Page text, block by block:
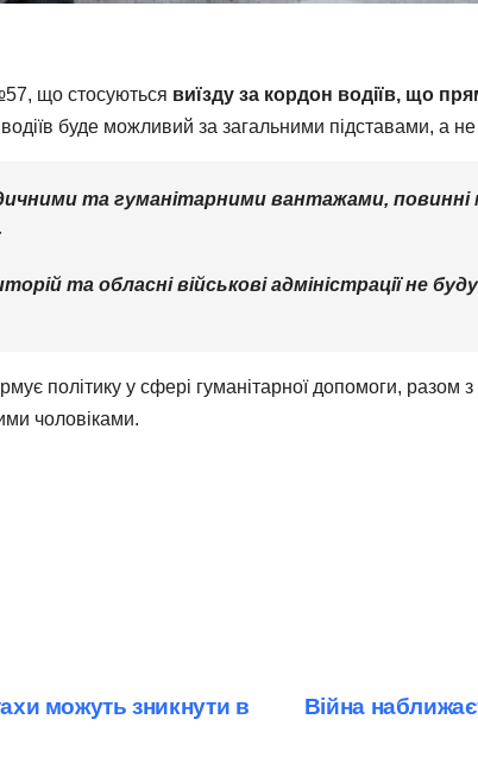
що стосуються виїзду за кордон водіїв, що
водіїв буде можливий за загальними підставами, а
та гуманітарними вантажами,
та обласні військові адміністрації не
політику у сфері гуманітарної допомоги, разом
чоловіками.
Війна
можуть зникнути в